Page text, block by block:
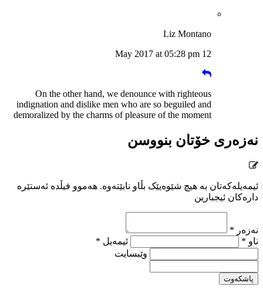
Liz Montano
12 May 2017 at 05:28 pm
On the other hand, we denounce with righteous
indignation and dislike men who are so beguiled and
demoralized by the charms of pleasure of the moment
نەزەری خۆتان بنووسن
ئیمەیلەکەتان بە هیچ شێوەیێک بڵاو نابێتەوە. هەموو فیڵدە ئەستێرە
دارەکان ئیجبارین
نەزەر *
ناو *
ئیمەیل *
وێبسایت
پاشکەوت